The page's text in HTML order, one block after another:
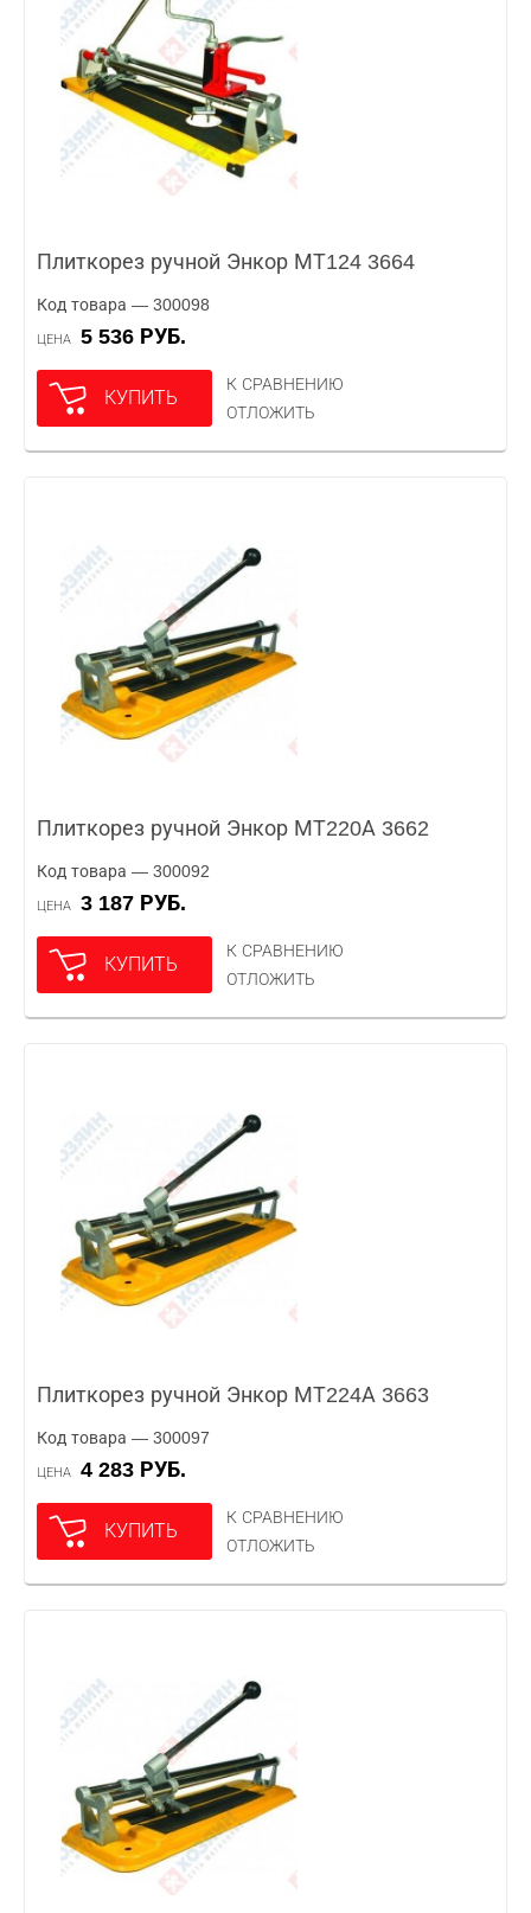
Плиткорез ручной Энкор МТ124 3664
Код товара — 300098
ЦЕНА 5 536 РУБ.
КУПИТЬ
К СРАВНЕНИЮ
ОТЛОЖИТЬ
Плиткорез ручной Энкор МТ220А 3662
Код товара — 300092
ЦЕНА 3 187 РУБ.
КУПИТЬ
К СРАВНЕНИЮ
ОТЛОЖИТЬ
Плиткорез ручной Энкор МТ224А 3663
Код товара — 300097
ЦЕНА 4 283 РУБ.
КУПИТЬ
К СРАВНЕНИЮ
ОТЛОЖИТЬ